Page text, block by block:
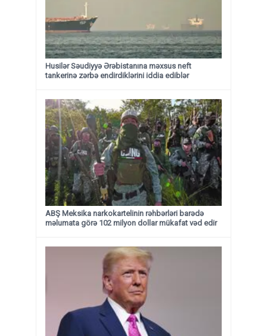
Husilər Səudiyyə Ərəbistanına məxsus neft
tankerinə zərbə endirdiklərini iddia ediblər
ABŞ Meksika narkokartelinin rəhbərləri barədə
məlumata görə 102 milyon dollar mükafat vəd edir